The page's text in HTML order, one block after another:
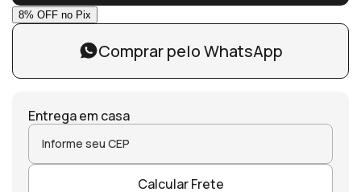
Comprar pelo WhatsApp
Entrega em casa
Calcular Frete